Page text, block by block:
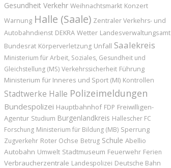
Gesundheit Verkehr Weihnachtsmarkt Konzert
Warnung Halle (Saale) Zentraler Verkehrs- und
Autobahndienst DEKRA Wetter Landesverwaltungsamt
Bundesrat Körperverletzung Unfall Saalekreis
Ministerium für Arbeit, Soziales, Gesundheit und
Gleichstellung (MS) Verkehrssicherheit Führung
Ministerium für Inneres und Sport (MI) Kontrollen
Stadtwerke Halle Polizeimeldungen
Bundespolizei Hauptbahnhof FDP Freiwilligen-
Agentur Studium Burgenlandkreis Hallescher FC
Forschung Ministerium für Bildung (MB) Sperrung
Zugverkehr Roter Ochse Betrug Schule Abellio
Autobahn Umwelt Stadtmuseum Feuerwehr Ferien
Verbraucherzentrale Landespolizei Deutsche Bahn